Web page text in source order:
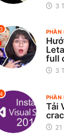
3
3 PHẦN
full
3
4 PHẦN
Tải